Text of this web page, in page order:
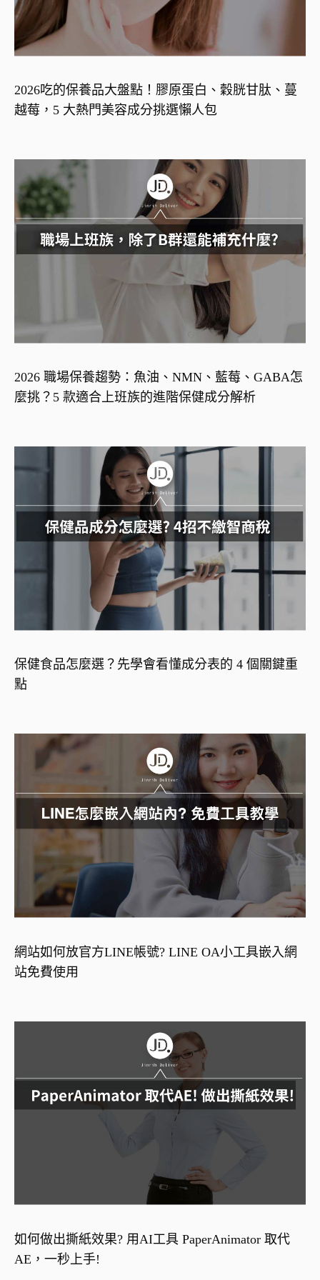
2026吃的保養品大盤點！膠原蛋白、穀胱甘肽、蔓
越莓，5 大熱門美容成分挑選懶人包
2026 職場保養趨勢：魚油、NMN、藍莓、GABA怎
麼挑？5 款適合上班族的進階保健成分解析
保健食品怎麼選？先學會看懂成分表的 4 個關鍵重
點
網站如何放官方LINE帳號? LINE OA小工具嵌入網
站免費使用
如何做出撕紙效果? 用AI工具 PaperAnimator 取代
AE，一秒上手!